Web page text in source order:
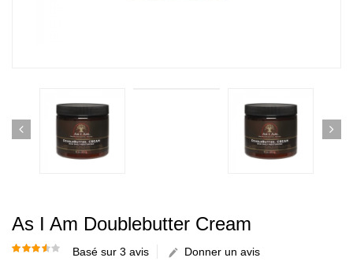
As I Am Doublebutter Cream
Basé sur 3 avis
Donner un avis